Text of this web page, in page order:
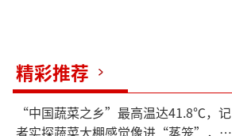
精彩推荐
“中国蔬菜之乡”最高温达41.8℃，记
者实探蔬菜大棚感觉像进“蒸笼”，有